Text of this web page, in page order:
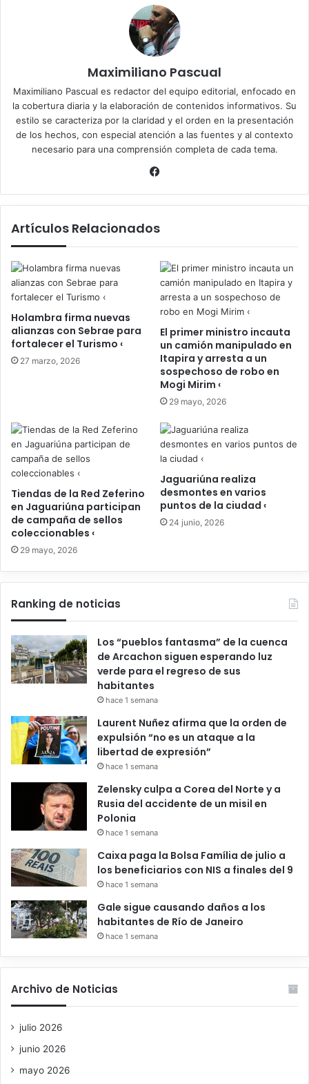
Maximiliano Pascual
Maximiliano Pascual es redactor del equipo editorial, enfocado en
la cobertura diaria y la elaboración de contenidos informativos. Su
estilo se caracteriza por la claridad y el orden en la presentación
de los hechos, con especial atención a las fuentes y al contexto
necesario para una comprensión completa de cada tema.
Artículos Relacionados
Holambra firma nuevas
alianzas con Sebrae para
fortalecer el Turismo ‹
27 marzo, 2026
El primer ministro incauta
un camión manipulado en
Itapira y arresta a un
sospechoso de robo en
Mogi Mirim ‹
29 mayo, 2026
Tiendas de la Red Zeferino
en Jaguariúna participan
de campaña de sellos
coleccionables ‹
29 mayo, 2026
Jaguariúna realiza
desmontes en varios
puntos de la ciudad ‹
24 junio, 2026
Ranking de noticias
Los “pueblos fantasma” de la cuenca
de Arcachon siguen esperando luz
verde para el regreso de sus
habitantes
hace 1 semana
Laurent Nuñez afirma que la orden de
expulsión “no es un ataque a la
libertad de expresión”
hace 1 semana
Zelensky culpa a Corea del Norte y a
Rusia del accidente de un misil en
Polonia
hace 1 semana
Caixa paga la Bolsa Família de julio a
los beneficiarios con NIS a finales del 9
hace 1 semana
Gale sigue causando daños a los
habitantes de Río de Janeiro
hace 1 semana
Archivo de Noticias
julio 2026
junio 2026
mayo 2026